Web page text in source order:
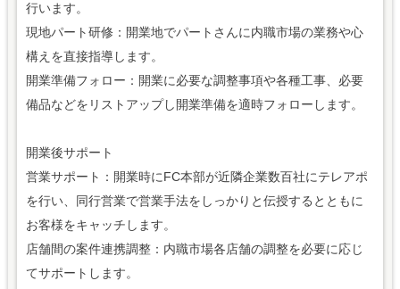
行います。
現地パート研修：開業地でパートさんに内職市場の業務や心
構えを直接指導します。
開業準備フォロー：開業に必要な調整事項や各種工事、必要
備品などをリストアップし開業準備を適時フォローします。
開業後サポート
営業サポート：開業時にFC本部が近隣企業数百社にテレアポ
を行い、同行営業で営業手法をしっかりと伝授するとともに
お客様をキャッチします。
店舗間の案件連携調整：内職市場各店舗の調整を必要に応じ
てサポートします。